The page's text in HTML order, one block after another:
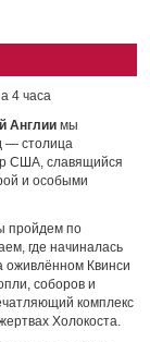
4 часа
Англии мы
— столица
США, славящийся
и особыми
пройдем по
где начиналась
оживлённом Квинси
соборов и
комплекс
Холокоста.